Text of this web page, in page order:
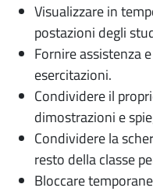
Visualizzare in
postazioni degli
Fornire assistenza
esercitazioni.
Condividere il
dimostrazioni e
Condividere la
resto della classe
Bloccare